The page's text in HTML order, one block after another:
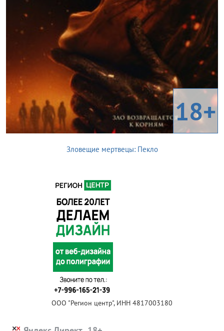
18+
Зловещие мертвецы: Пекло
ООО "Регион центр", ИНН 4817003180